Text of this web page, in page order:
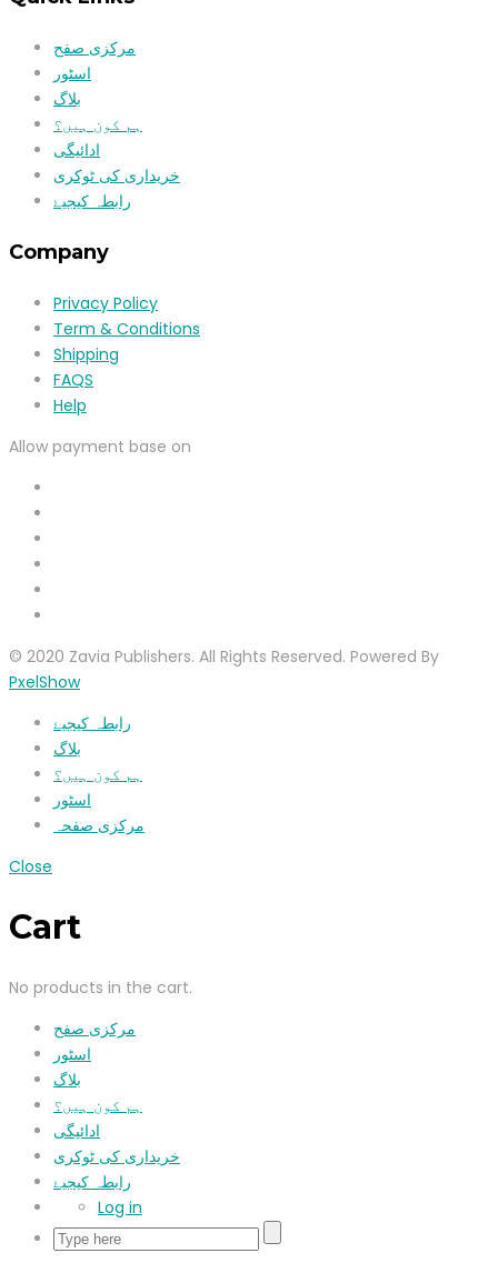
مرکزی صفح
اسٹور
بلاگ
ہم کون ہیں؟
ادائیگی
خریداری کی ٹوکری
رابطہ کیجیۓ
Company
Privacy Policy
Term & Conditions
Shipping
FAQS
Help
Allow payment base on
© 2020 Zavia Publishers. All Rights Reserved. Powered By
PxelShow
رابطہ کیجیۓ
بلاگ
ہم کون ہیں؟
اسٹور
مرکزی صفحہ
Close
Cart
No products in the cart.
مرکزی صفح
اسٹور
بلاگ
ہم کون ہیں؟
ادائیگی
خریداری کی ٹوکری
رابطہ کیجیۓ
Log in